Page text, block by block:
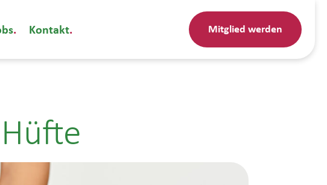
Kontakt Mitglied werden